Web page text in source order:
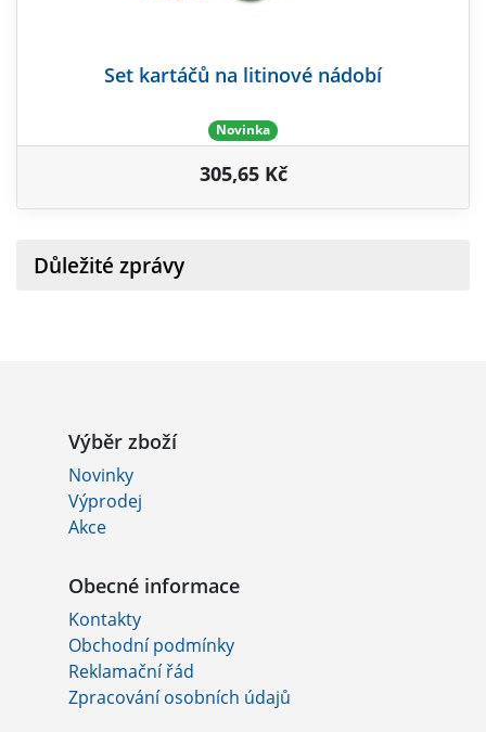
Set kartáčů na litinové nádobí
Novinka
305,65 Kč
Důležité zprávy
Výběr zboží
Novinky
Výprodej
Akce
Obecné informace
Kontakty
Obchodní podmínky
Reklamační řád
Zpracování osobních údajů